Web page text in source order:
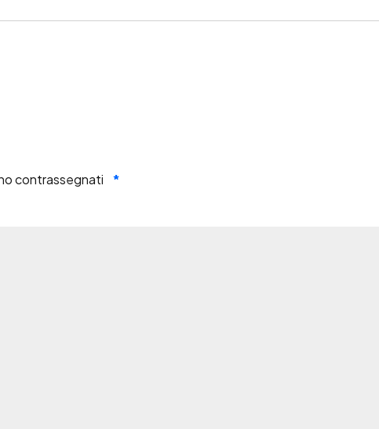
contrassegnati *